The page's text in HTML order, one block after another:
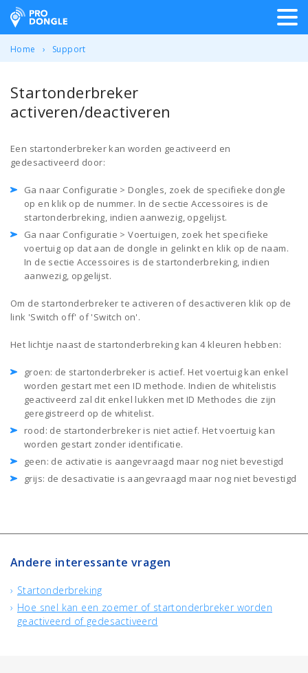
ProDongle Track & Trace
Home Support
Startonderbreker
activeren/deactiveren
Een startonderbreker kan worden geactiveerd en
gedesactiveerd door:
Ga naar Configuratie > Dongles, zoek de specifieke dongle
op en klik op de nummer. In de sectie Accessoires is de
startonderbreking, indien aanwezig, opgelijst.
Ga naar Configuratie > Voertuigen, zoek het specifieke
voertuig op dat aan de dongle in gelinkt en klik op de naam.
In de sectie Accessoires is de startonderbreking, indien
aanwezig, opgelijst.
Om de startonderbreker te activeren of desactiveren klik op de
link 'Switch off' of 'Switch on'.
Het lichtje naast de startonderbreking kan 4 kleuren hebben:
groen: de startonderbreker is actief. Het voertuig kan enkel
worden gestart met een ID methode. Indien de whitelistis
geactiveerd zal dit enkel lukken met ID Methodes die zijn
geregistreerd op de whitelist.
rood: de startonderbreker is niet actief. Het voertuig kan
worden gestart zonder identificatie.
geen: de activatie is aangevraagd maar nog niet bevestigd
grijs: de desactivatie is aangevraagd maar nog niet bevestigd
Andere interessante vragen
Startonderbreking
Hoe snel kan een zoemer of startonderbreker worden
geactiveerd of gedesactiveerd